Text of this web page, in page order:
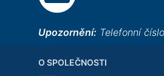
Upozornění: Telefonní
O SPOLEČNOSTI